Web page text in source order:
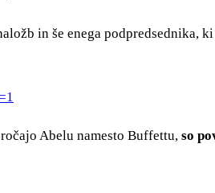
in še enega
Abelu namesto Buffettu, so